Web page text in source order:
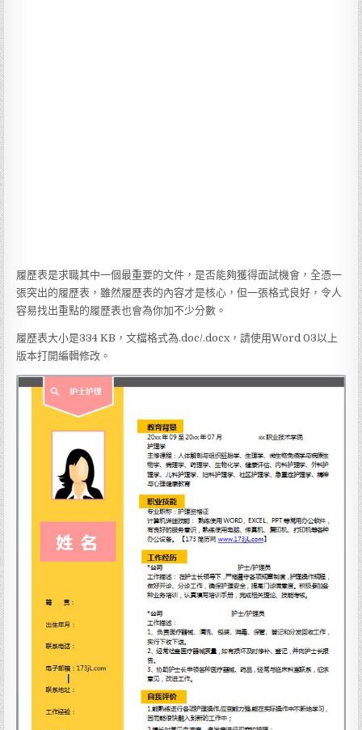
履歷表是求職其中一個最重要的文件，是否能夠獲得面試機會，全憑一
張突出的履歷表，雖然履歷表的內容才是核心，但一張格式良好，令人
容易找出重點的履歷表也會為你加不少分數。
履歷表大小是334 KB，文檔格式為.doc/.docx，請使用Word 03以上
版本打開編輯修改。